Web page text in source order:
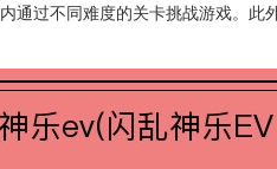
通过不同难度的关卡挑战游戏。